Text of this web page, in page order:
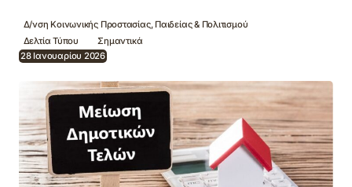
Δ/νση Κοινωνικής Προστασίας, Παιδείας & Πολιτισμού
Δελτία Τύπου
Σημαντικά
28 Ιανουαρίου 2026